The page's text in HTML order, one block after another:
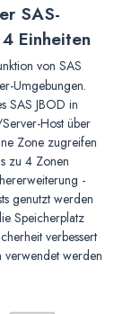
SAS-
Einheiten
von SAS
Umgebungen.
SAS JBOD in
Host über
Zone zugreifen
zu 4 Zonen
-
genutzt werden
Speicherplatz
verbessert
verwendet werden